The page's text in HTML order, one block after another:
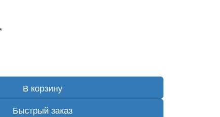
В корзину
Быстрый заказ